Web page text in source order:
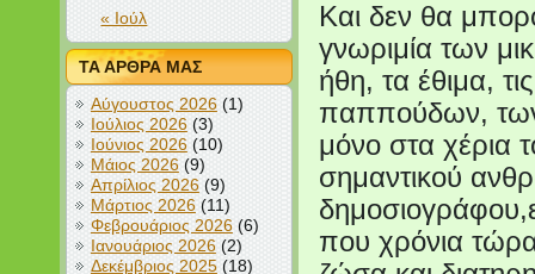
« Ιούλ
ΤΑ ΑΡΘΡΑ ΜΑΣ
Αύγουστος 2026(1)
Ιούλιος 2026(3)
Ιούνιος 2026(10)
Μάιος 2026(9)
Απρίλιος 2026(9)
Μάρτιος 2026(11)
Φεβρουάριος 2026(6)
Ιανουάριος 2026(2)
Δεκέμβριος 2025(18)
Και δεν θα
γνωριμία των
ήθη, τα έθιμα,
παππούδων, των
μόνο στα χέρια
σημαντικού
που χρόνια